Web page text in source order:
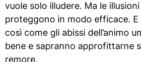
vuole solo illudere. Ma le
proteggono in modo efficace. E
così come gli abissi dell’animo
bene e sapranno approfittarne
remore.